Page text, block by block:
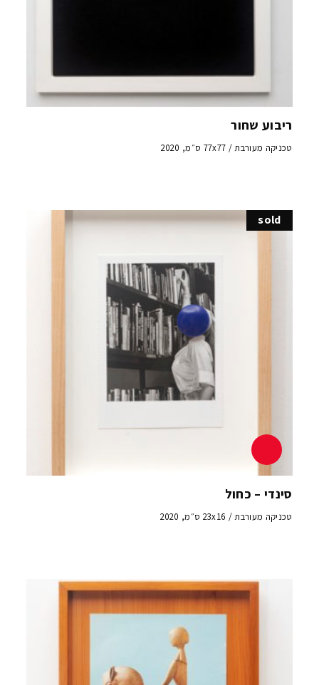
ריבוע שחור
טכניקה מעורבת / 77x77 ס״מ, 2020
sold
סינדי – כחול
טכניקה מעורבת / 23x16 ס״מ, 2020